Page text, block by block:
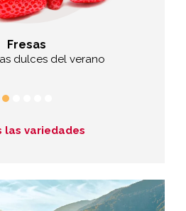
Fresas
dulces del verano
las variedades